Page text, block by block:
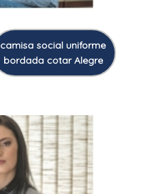
camisa social uniforme
bordada cotar Alegre